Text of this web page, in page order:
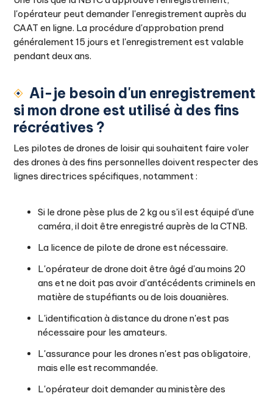
l'opérateur peut demander l'enregistrement auprès du
CAAT en ligne. La procédure d'approbation prend
généralement 15 jours et l'enregistrement est valable
pendant deux ans.
Ai-je besoin d'un enregistrement
si mon drone est utilisé à des fins
récréatives ?
Les pilotes de drones de loisir qui souhaitent faire voler
des drones à des fins personnelles doivent respecter des
lignes directrices spécifiques, notamment :
Si le drone pèse plus de 2 kg ou s'il est équipé d'une
caméra, il doit être enregistré auprès de la CTNB.
La licence de pilote de drone est nécessaire.
L'opérateur de drone doit être âgé d'au moins 20
ans et ne doit pas avoir d'antécédents criminels en
matière de stupéfiants ou de lois douanières.
L'identification à distance du drone n'est pas
nécessaire pour les amateurs.
L'assurance pour les drones n'est pas obligatoire,
mais elle est recommandée.
L'opérateur doit demander au ministère des